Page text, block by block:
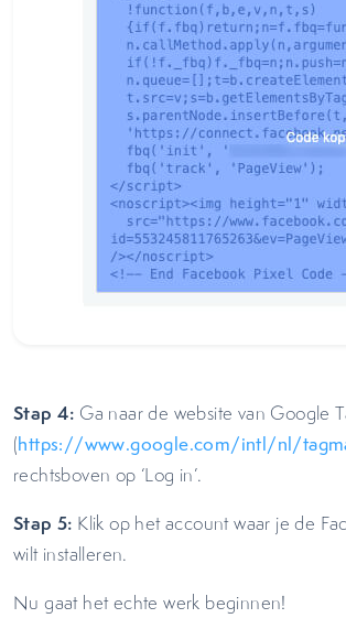
Stap 4: Ga naar de website van Google
(https://www.google.com/intl/nl/
rechtsboven op ‘Log in’.
Stap 5: Klik op het account waar je de
wilt installeren.
Nu gaat het echte werk beginnen!